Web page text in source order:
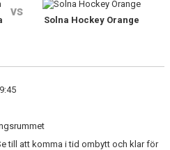
vs
Solna Hockey Orange
till att komma i tid ombytt och klar för